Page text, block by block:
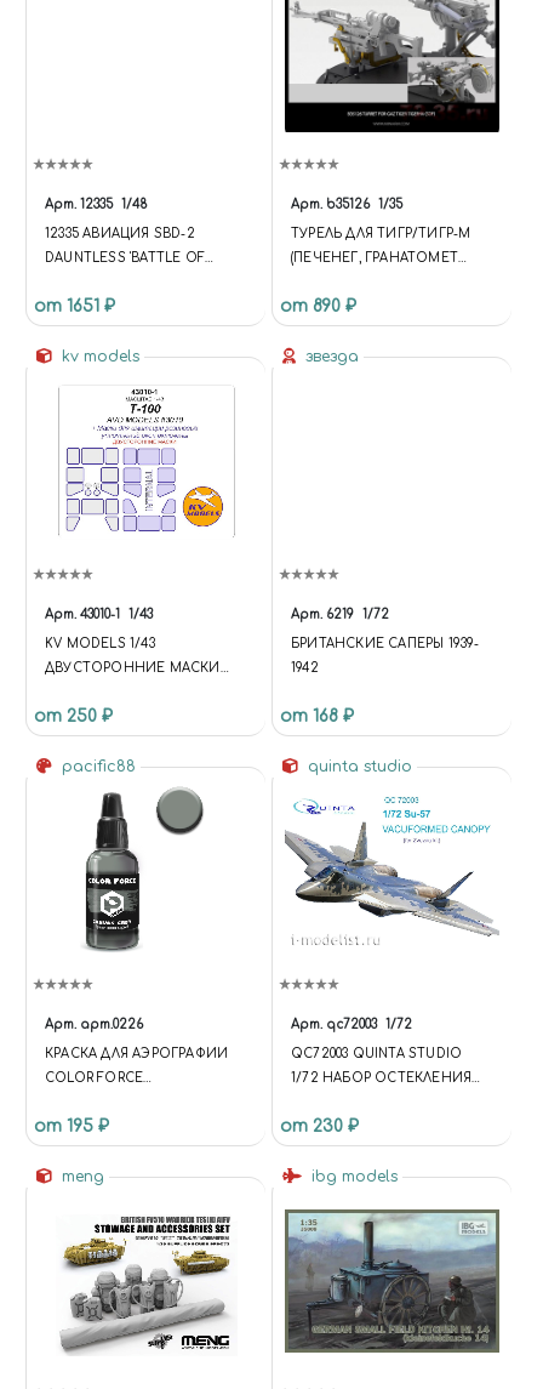
Арт. 12335 1/48
12335 АВИАЦИЯ SBD-2
DAUNTLESS 'BATTLE OF
от 1651 ₽
Арт. b35126 1/35
ТУРЕЛЬ ДЛЯ ТИГР/ТИГР-М
(ПЕЧЕНЕГ, ГРАНАТОМЕТ
КРЕПЛЕНИЯ) +
ФОТОТРАВЛЕНИЕ
от 890 ₽
kv models
Арт. 43010-1 1/43
KV MODELS 1/43
ДВУСТОРОННИЕ МАСКИ
от 250 ₽
звезда
Арт. 6219 1/72
БРИТАНСКИЕ САПЕРЫ 1939-
1942
от 168 ₽
pacific88
Арт. арт.0226
КРАСКА ДЛЯ АЭРОГРАФИИ
COLOR FORCE
(CANVAS-GREY)
от 195 ₽
quinta studio
Арт. qc72003 1/72
QC72003 QUINTA STUDIO
1/72 НАБОР ОСТЕКЛЕНИЯ
МОДЕЛИ ЗВЕЗДА)
от 230 ₽
meng ibg models